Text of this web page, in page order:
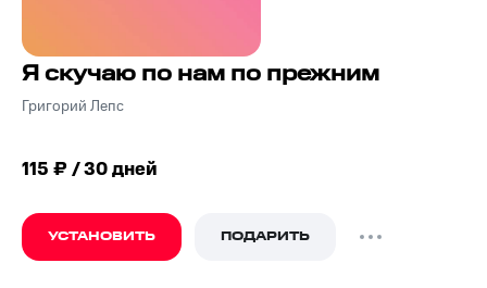
Я скучаю по нам по прежним
Григорий Лепс
115 ₽ / 30 дней
УСТАНОВИТЬ ПОДАРИТЬ